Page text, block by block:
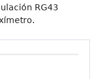
RG43